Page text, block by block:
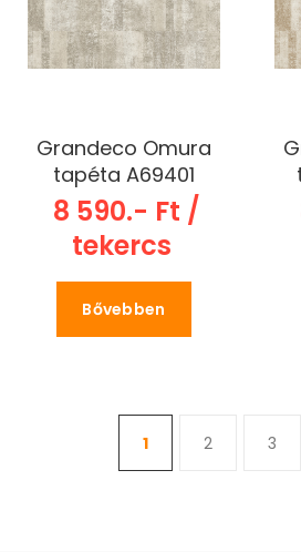
Grandeco Omura
tapéta A69401
8 590.- Ft /
tekercs
Bővebben
1 2 3